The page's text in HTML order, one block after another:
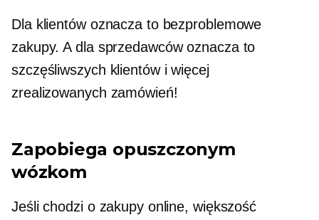
Dla klientów oznacza to bezproblemowe
zakupy. A dla sprzedawców oznacza to
szczęśliwszych klientów i więcej
zrealizowanych zamówień!
Zapobiega opuszczonym
wózkom
Jeśli chodzi o zakupy online, większość